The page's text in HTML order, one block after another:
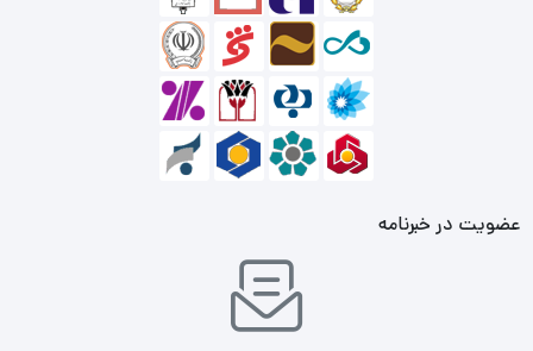
به این ترتیب به فضای زیادی برای جای دادن این مانیتور روی میز
رنگ‌های زنده‌تر و دقیق‌تری تولید می‌کند.
عضویت در خبرنامه